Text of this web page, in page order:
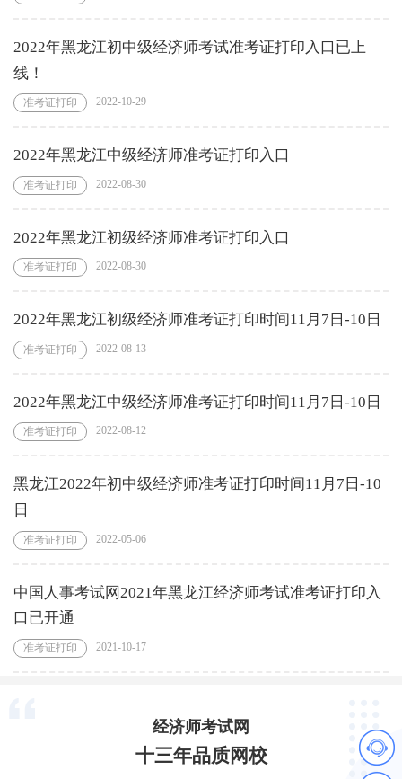
2022年黑龙江初中级经济师考试准考证打印入口已上
线！
准考证打印 2022-10-29
2022年黑龙江中级经济师准考证打印入口
准考证打印 2022-08-30
2022年黑龙江初级经济师准考证打印入口
准考证打印 2022-08-30
2022年黑龙江初级经济师准考证打印时间11月7日-10日
准考证打印 2022-08-13
2022年黑龙江中级经济师准考证打印时间11月7日-10日
准考证打印 2022-08-12
黑龙江2022年初中级经济师准考证打印时间11月7日-10
日
准考证打印 2022-05-06
中国人事考试网2021年黑龙江经济师考试准考证打印入
口已开通
准考证打印 2021-10-17
经济师考试网
十三年品质网校